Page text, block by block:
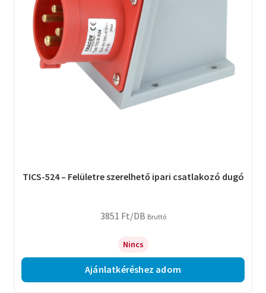
TICS-524 – Felületre szerelhető ipari csatlakozó dugó
3851 Ft/DB Bruttó
Nincs
Ajánlatkéréshez adom